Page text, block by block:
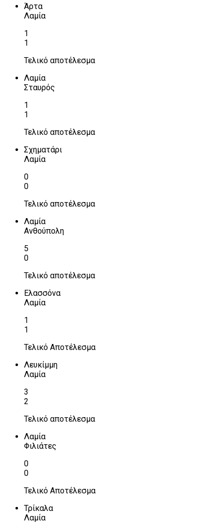
Άρτα
Λαμία
1
1
Τελικό αποτέλεσμα
Λαμία
Σταυρός
1
1
Τελικό αποτέλεσμα
Σχηματάρι
Λαμία
0
0
Τελικό αποτέλεσμα
Λαμία
Ανθούπολη
5
0
Τελικό αποτέλεσμα
Ελασσόνα
Λαμία
1
1
Τελικό Αποτέλεσμα
Λευκίμμη
Λαμία
3
2
Τελικό αποτέλεσμα
Λαμία
Φιλιάτες
0
0
Τελικό Αποτέλεσμα
Τρίκαλα
Λαμία